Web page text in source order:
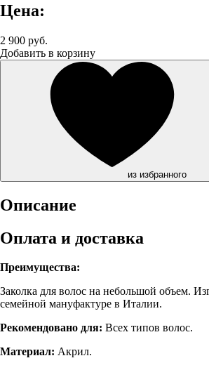
Цена:
2 900 руб.
Добавить в корзину
из избранного
Описание
Оплата и доставка
Преимущества:
Заколка для волос на небольшой объем.
семейной мануфактуре в Италии.
Рекомендовано для: Всех типов волос.
Материал: Акрил.